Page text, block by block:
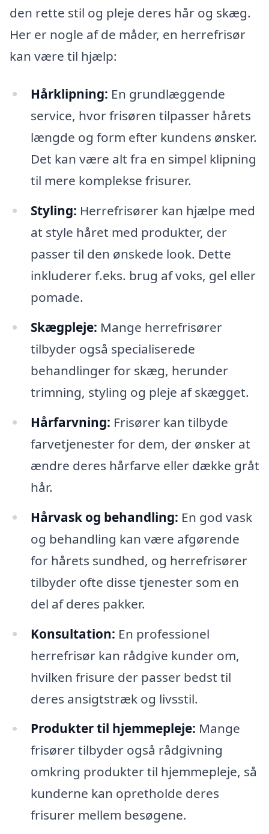
den rette stil og pleje deres hår og skæg.
Her er nogle af de måder, en herrefrisør
kan være til hjælp:
Hårklipning: En grundlæggende
service, hvor frisøren tilpasser hårets
længde og form efter kundens ønsker.
Det kan være alt fra en simpel klipning
til mere komplekse frisurer.
Styling: Herrefrisører kan hjælpe med
at style håret med produkter, der
passer til den ønskede look. Dette
inkluderer f.eks. brug af voks, gel eller
pomade.
Skægpleje: Mange herrefrisører
tilbyder også specialiserede
behandlinger for skæg, herunder
trimning, styling og pleje af skægget.
Hårfarvning: Frisører kan tilbyde
farvetjenester for dem, der ønsker at
ændre deres hårfarve eller dække gråt
hår.
Hårvask og behandling: En god vask
og behandling kan være afgørende
for hårets sundhed, og herrefrisører
tilbyder ofte disse tjenester som en
del af deres pakker.
Konsultation: En professionel
herrefrisør kan rådgive kunder om,
hvilken frisure der passer bedst til
deres ansigtstræk og livsstil.
Produkter til hjemmepleje: Mange
frisører tilbyder også rådgivning
omkring produkter til hjemmepleje, så
kunderne kan opretholde deres
frisurer mellem besøgene.